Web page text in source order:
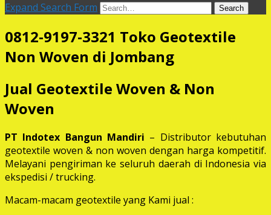
Expand Search Form
Search
0812-9197-3321 Toko Geotextile
Non Woven di Jombang
Jual Geotextile Woven & Non
Woven
PT Indotex Bangun Mandiri – Distributor kebutuhan
geotextile woven & non woven dengan harga kompetitif.
Melayani pengiriman ke seluruh daerah di Indonesia via
ekspedisi / trucking.
Macam-macam geotextile yang Kami jual :